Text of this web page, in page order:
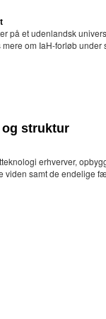
på et udenlandsk
om IaH-forløb
og struktur
erhverver,
viden samt de endelige